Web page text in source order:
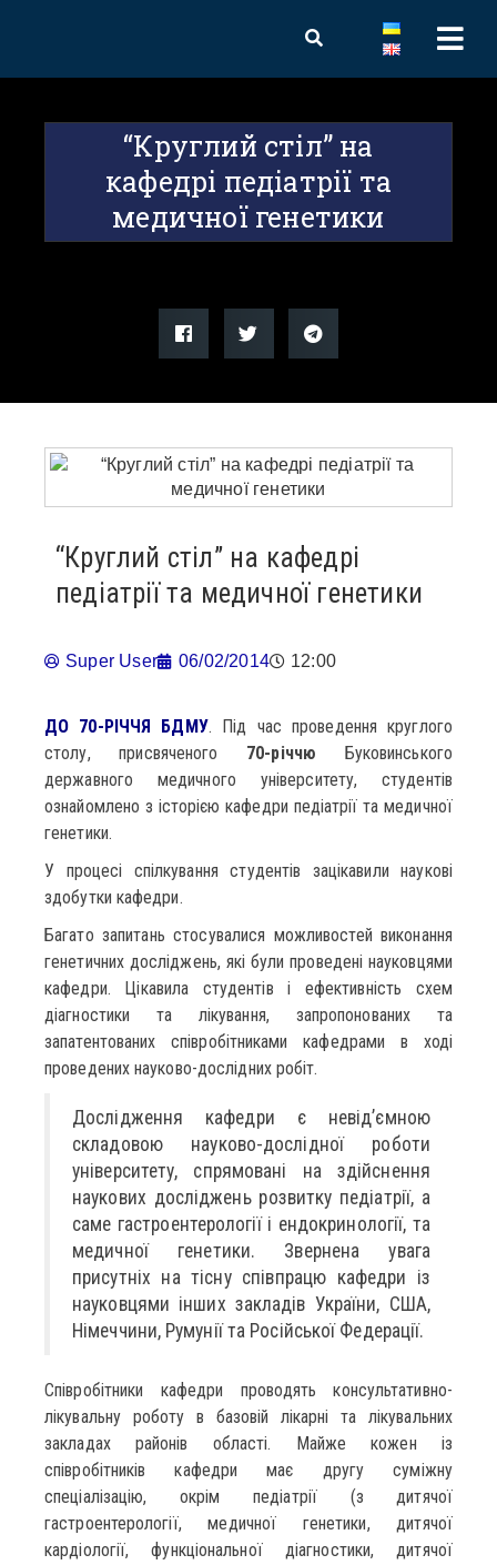
“Круглий стіл” на
кафедрі педіатрії та
медичної генетики
“Круглий стіл” на кафедрі
педіатрії та медичної генетики
Super User 06/02/2014 12:00
ДО 70-РІЧЧЯ БДМУ. Під час проведення круглого
столу, присвяченого 70-річчю Буковинського
державного медичного університету, студентів
ознайомлено з історією кафедри педіатрії та медичної
генетики.
У процесі спілкування студентів зацікавили наукові
здобутки кафедри.
Багато запитань стосувалися можливостей виконання
генетичних досліджень, які були проведені науковцями
кафедри. Цікавила студентів і ефективність схем
діагностики та лікування, запропонованих та
запатентованих співробітниками кафедрами в ході
проведених науково-дослідних робіт.
Дослідження кафедри є невід’ємною
складовою науково-дослідної роботи
університету, спрямовані на здійснення
наукових досліджень розвитку педіатрії, а
саме гастроентерології і ендокринології, та
медичної генетики. Звернена увага
присутніх на тісну співпрацю кафедри із
науковцями інших закладів України, США,
Німеччини, Румунії та Російської Федерації.
Співробітники кафедри проводять консультативно-
лікувальну роботу в базовій лікарні та лікувальних
закладах районів області. Майже кожен із
співробітників кафедри має другу суміжну
спеціалізацію, окрім педіатрії (з дитячої
гастроентерології, медичної генетики, дитячої
кардіології, функціональної діагностики, дитячої